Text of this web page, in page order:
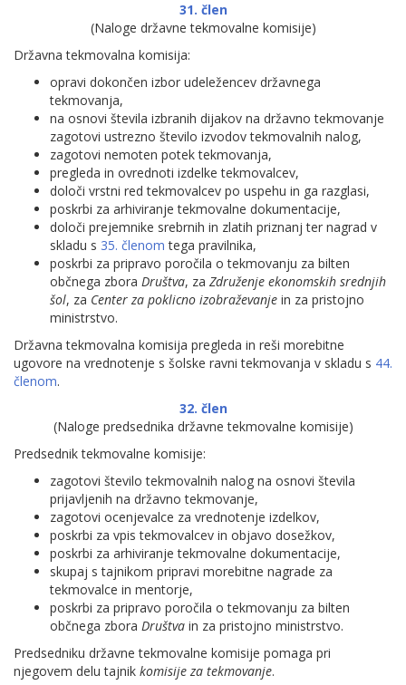
31. člen
(Naloge državne tekmovalne komisije)
Državna tekmovalna komisija:
opravi dokončen izbor udeležencev državnega
tekmovanja,
na osnovi števila izbranih dijakov na državno tekmovanje
zagotovi ustrezno število izvodov tekmovalnih nalog,
zagotovi nemoten potek tekmovanja,
pregleda in ovrednoti izdelke tekmovalcev,
določi vrstni red tekmovalcev po uspehu in ga razglasi,
poskrbi za arhiviranje tekmovalne dokumentacije,
določi prejemnike srebrnih in zlatih priznanj ter nagrad v
skladu s 35. členom tega pravilnika,
poskrbi za pripravo poročila o tekmovanju za bilten
občnega zbora Društva, za Združenje ekonomskih srednjih
šol, za Center za poklicno izobraževanje in za pristojno
ministrstvo.
Državna tekmovalna komisija pregleda in reši morebitne
ugovore na vrednotenje s šolske ravni tekmovanja v skladu s 44.
členom.
32. člen
(Naloge predsednika državne tekmovalne komisije)
Predsednik tekmovalne komisije:
zagotovi število tekmovalnih nalog na osnovi števila
prijavljenih na državno tekmovanje,
zagotovi ocenjevalce za vrednotenje izdelkov,
poskrbi za vpis tekmovalcev in objavo dosežkov,
poskrbi za arhiviranje tekmovalne dokumentacije,
skupaj s tajnikom pripravi morebitne nagrade za
tekmovalce in mentorje,
poskrbi za pripravo poročila o tekmovanju za bilten
občnega zbora Društva in za pristojno ministrstvo.
Predsedniku državne tekmovalne komisije pomaga pri
njegovem delu tajnik komisije za tekmovanje.